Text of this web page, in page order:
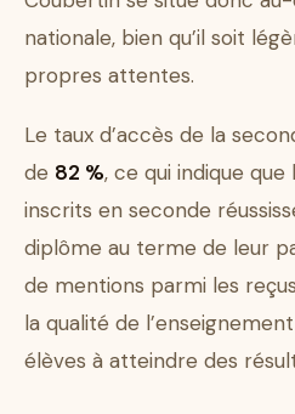
nationale, bien qu’il soit
propres attentes.
Le taux d’accès de la
de 82 %, ce qui indique
inscrits en seconde
diplôme au terme de leur
de mentions parmi les
la qualité de
élèves à atteindre des